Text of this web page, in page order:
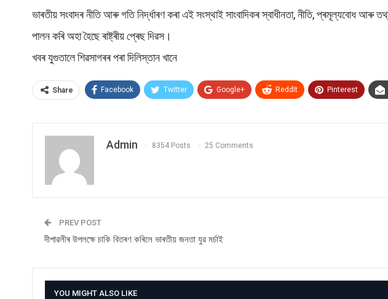
ভাৰতীয় সংবাদৰ নীতি আৰু গতি নিৰ্দ্ধাৰণ কৰা এই সংস্থাই সাংবাদিকৰ স্বাধীনতা, নীতি, প্ৰমূল্যবোধ
পালন কৰি অহা হৈছে ৰাষ্ট্ৰীয় প্ৰেছ দিৱস।
খবৰ যুগুতালে শিৱসাগৰৰ পৰা দিলিস্তান খানে
Share Facebook Twitter Google+ ReddIt Pinterest
Admin 8354 Posts 25 Comments
PREV POST
দীপাৱলীৰ উপলক্ষে চাকি বিতৰণ কৰিলে ভাৰতীয় জনতা যুৱ মৰ্চাই
YOU MIGHT ALSO LIKE